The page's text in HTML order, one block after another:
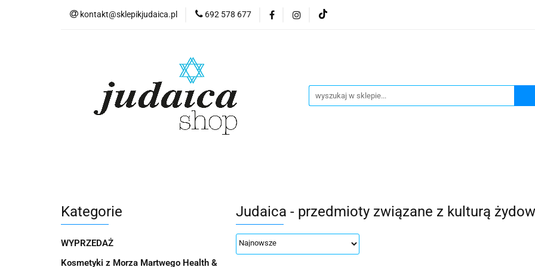
kontakt@sklepikjudaica.pl 692 578 677
Pamiątki z Izraela Herbaty koszerne Artykuły koszerne
Pocztówka "Żydowski Kazimierz" Płyty Pamiątki z Izraela
Wyprzedaż Kosmetyki z Morza Martwego Kosmetyki z Morza
Judaika
Kosmetyki z Morza Martwego Biżuteria By Dziubeka Kosmetyki H&b
Kategorie
WYPRZEDAŻ
Kosmetyki z Morza Martwego Health &
Judaica - przedmioty związane z kulturą